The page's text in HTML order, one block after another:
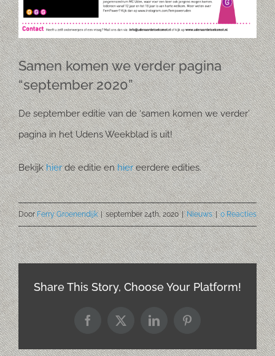
Samen komen we verder pagina
“september 2020”
De september editie van de ‘samen komen we verder’
pagina in het Udens Weekblad is uit!
Bekijkhierde editie enhiereerdere edities.
DoorFerry Groenendijk | september 24th, 2020 | Nieuws | 0 Reacties
Share This Story, Choose Your Platform!
Facebook
X LinkedInPinterest